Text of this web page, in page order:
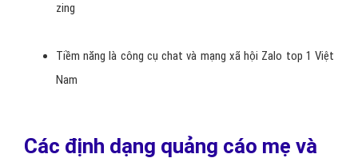
zing
Tiềm năng là công cụ chat và mạng xã hội Zalo top 1 Việt
Nam
Các định dạng quảng cáo mẹ và